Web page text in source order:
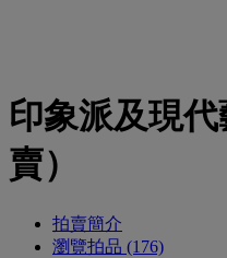
印象派及現
賣）
拍賣簡介
瀏覽拍品 (176)